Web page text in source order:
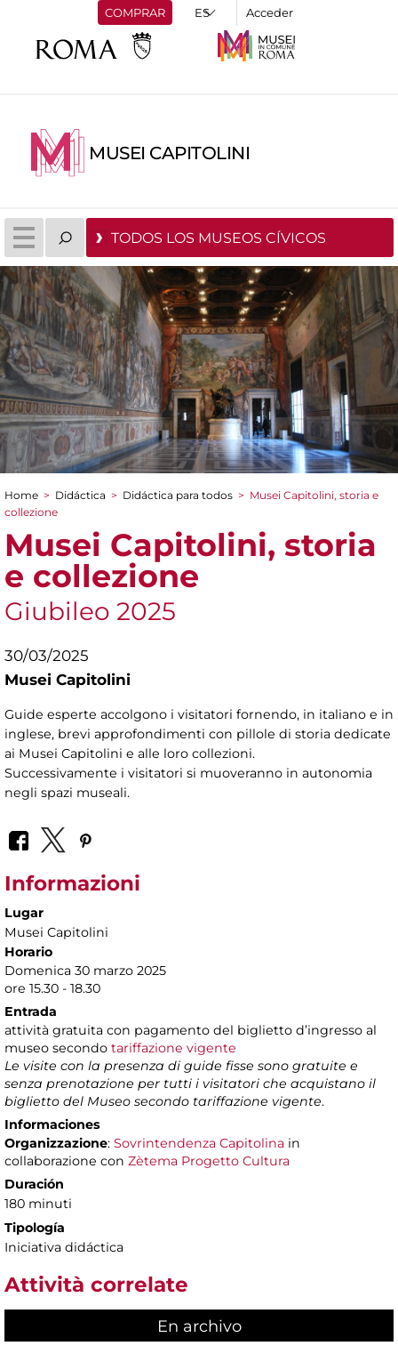
COMPRAR Acceder
MUSEI CAPITOLINI
TODOS LOS MUSEOS CÍVICOS
You are here
Home > Didáctica > Didáctica para todos > Musei Capitolini, storia e
collezione
Musei Capitolini, storia
e collezione
Giubileo 2025
30/03/2025
Musei Capitolini
Guide esperte accolgono i visitatori fornendo, in italiano e in
inglese, brevi approfondimenti con pillole di storia dedicate
ai Musei Capitolini e alle loro collezioni.
Successivamente i visitatori si muoveranno in autonomia
negli spazi museali.
Informazioni
Lugar
Musei Capitolini
Horario
Domenica 30 marzo 2025
ore 15.30 - 18.30
Entrada
attività gratuita con pagamento del biglietto d’ingresso al
museo secondo tariffazione vigente
Le visite con la presenza di guide fisse sono gratuite e
senza prenotazione per tutti i visitatori che acquistano il
biglietto del Museo secondo tariffazione vigente.
Informaciones
Organizzazione: Sovrintendenza Capitolina in
collaborazione con Zètema Progetto Cultura
Duración
180 minuti
Tipología
Iniciativa didáctica
Attività correlate
En archivo